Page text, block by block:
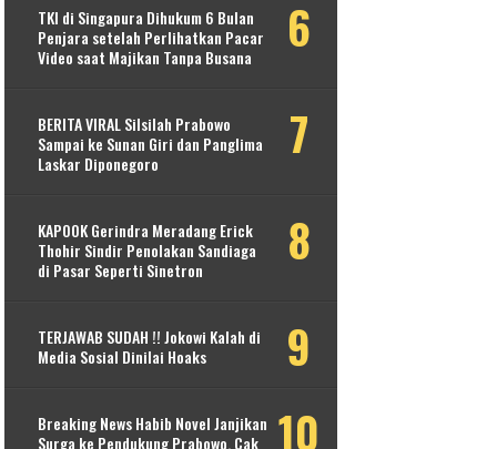
TKI di Singapura Dihukum 6 Bulan
Penjara setelah Perlihatkan Pacar
Video saat Majikan Tanpa Busana
BERITA VIRAL Silsilah Prabowo
Sampai ke Sunan Giri dan Panglima
Laskar Diponegoro
KAPOOK Gerindra Meradang Erick
Thohir Sindir Penolakan Sandiaga
di Pasar Seperti Sinetron
TERJAWAB SUDAH !! Jokowi Kalah di
Media Sosial Dinilai Hoaks
Breaking News Habib Novel Janjikan
Surga ke Pendukung Prabowo, Cak